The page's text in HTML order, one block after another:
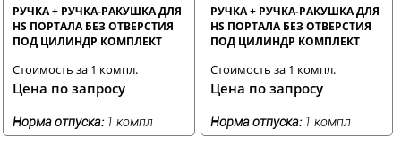
РУЧКА + РУЧКА-РАКУШКА ДЛЯ
HS ПОРТАЛА БЕЗ ОТВЕРСТИЯ
ПОД ЦИЛИНДР КОМПЛЕКТ
Стоимость за 1 компл.
Цена по запросу
Норма отпуска: 1 компл
РУЧКА + РУЧКА-РАКУШКА ДЛЯ
HS ПОРТАЛА БЕЗ ОТВЕРСТИЯ
ПОД ЦИЛИНДР КОМПЛЕКТ
Стоимость за 1 компл.
Цена по запросу
Норма отпуска: 1 компл